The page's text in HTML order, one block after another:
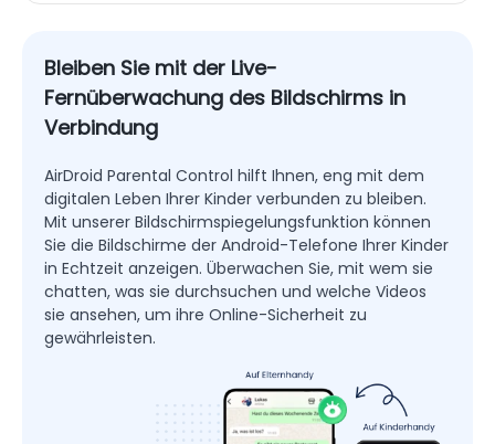
Erkennen Sie verdächtige Inhalte in
sozialen Medien
Verwalten Sie verdächtige Schlüsselwörter
Passen Sie an, welche Social-Media-Apps erkannt
werden können
Lassen Sie sich benachrichtigen, wenn Ihr Kind
online unangemessenes Material sucht, abruft
oder empfängt
AirDroid Parental Control überwacht Schlüsselwörter
im Zusammenhang mit expliziten Inhalten und
TikTok, Instagram, WhatsApp, Facebook, Snapchat
und Discord auf den Android-Telefonen der Kinder
und verbessert so die Sicherheit der Kinder im